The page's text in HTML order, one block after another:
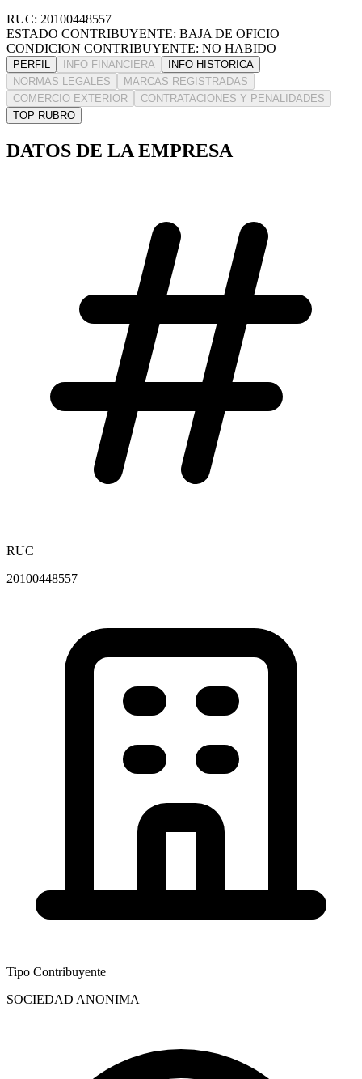
RUC: 20100448557
ESTADO CONTRIBUYENTE: BAJA DE OFICIO
CONDICION CONTRIBUYENTE: NO HABIDO
PERFIL INFO FINANCIERA
INFO HISTORICA
NORMAS LEGALES
MARCAS REGISTRADAS
COMERCIO EXTERIOR
CONTRATACIONES Y PENALIDADES
TOP RUBRO
DATOS DE LA EMPRESA
RUC
20100448557
Tipo Contribuyente
SOCIEDAD ANONIMA